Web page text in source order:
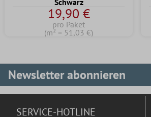
19,90 €
pro Paket
(m² = 51,03 €)
Newsletter abonnieren
SERVICE-HOTLINE